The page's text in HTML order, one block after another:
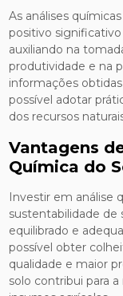
As análises
positivo significativo
auxiliando na
produtividade e na
informações
possível adotar
dos recursos
Vantagens
Química do
Investir em análise
sustentabilidade de
equilibrado e
possível obter
qualidade e maior
solo contribui para